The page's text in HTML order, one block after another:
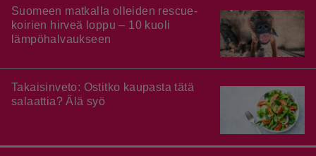
Suomeen matkalla olleiden rescue-
koirien hirveä loppu – 10 kuoli
lämpöhalvaukseen
Takaisinveto: Ostitko kaupasta tätä
salaattia? Älä syö